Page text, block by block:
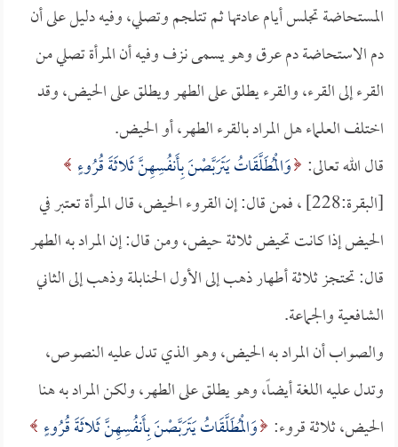
المستحاضة تجلس أيام عادتها ثم تتلجم وتصلي، وفيه دليل على أن
دم الاستحاضة دم عرق وهو يسمى نزف وفيه أن المرأة تصلي من
القرء إلى القرء، والقرء يطلق على الطهر ويطلق على الحيض، وقد
اختلف العلماء هل المراد بالقرء الطهر، أو الحيض.
قال الله تعالى: وَالْمُطَلَّقَاتُ يَتَرَبَّصْنَ بِأَنفُسِهِنَّ ثَلاثَةَ قُرُوءٍ
[البقرة:228] ، فمن قال: إن القروء الحيض، قال المرأة تعتبر في
الحيض إذا كانت تحيض ثلاثة حيض، ومن قال: إن المراد به الطهر
قال: تحتجز ثلاثة أطهار ذهب إلى الأول الحنابلة وذهب إلى الثاني
الشافعية والجماعة.
والصواب أن المراد به الحيض، وهو الذي تدل عليه النصوص،
وتدل عليه اللغة أيضاً، وهو يطلق على الطهر، ولكن المراد به هنا
الحيض، ثلاثة قروء: وَالْمُطَلَّقَاتُ يَتَرَبَّصْنَ بِأَنفُسِهِنَّ ثَلاثَةَ قُرُوءٍ